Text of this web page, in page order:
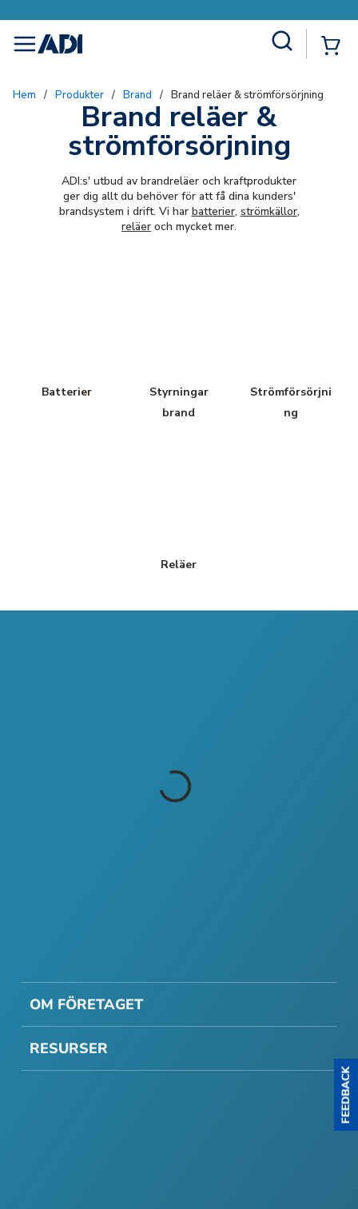
menu
Hem / Produkter / Brand / Brand reläer & strömförsörjning
Brand reläer &
strömförsörjning
ADI:s' utbud av brandreläer och kraftprodukter
ger dig allt du behöver för att få dina kunders'
brandsystem i drift. Vi har batterier, strömkällor,
reläer och mycket mer.
Batterier
Styrningar
brand
Strömförsörjni
ng
Reläer
OM FÖRETAGET
RESURSER